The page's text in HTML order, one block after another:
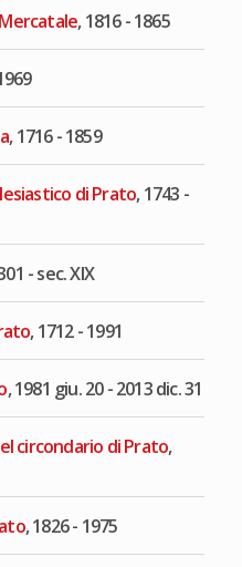
, 1816 - 1865
, 1716 - 1859
di Prato, 1743 -
- sec. XIX
, 1712 - 1991
, 1981 giu. 20 - 2013 dic. 31
circondario di Prato,
, 1826 - 1975